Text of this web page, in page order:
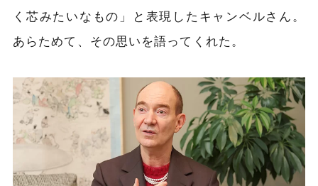
く芯みたいなもの」と表現したキャンベルさん。
あらためて、その思いを語ってくれた。